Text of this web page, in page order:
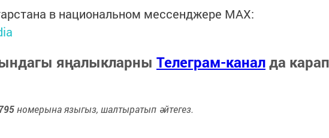
в национальном мессенджере MАХ:
яңалыкларны Телеграм-каналда карап
номерына языгыз, шалтыратып әйтегез.